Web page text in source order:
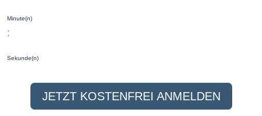
Minute(n)
:
Sekunde(n)
JETZT KOSTENFREI ANMELDEN